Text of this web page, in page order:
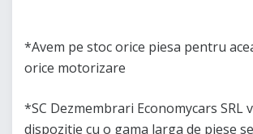
*Avem pe stoc orice piesa pentru
orice motorizare
*SC Dezmembrari Economycars SRL
dispozitie cu o gama larga de piese